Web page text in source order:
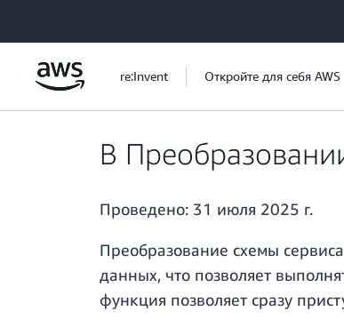
re:Invent Откройте для себя AWS
В
Проведено: 31 июля 2025 г.
Преобразование схемы
данных, что позволяет
функция позволяет сразу